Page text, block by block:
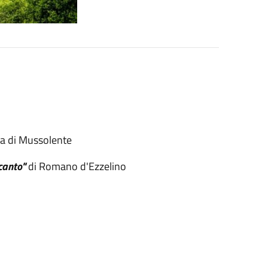
di Mussolente
di Romano d'Ezzelino